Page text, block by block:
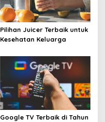
Pilihan Juicer Terbaik untuk
Kesehatan Keluarga
Google TV Terbaik di Tahun